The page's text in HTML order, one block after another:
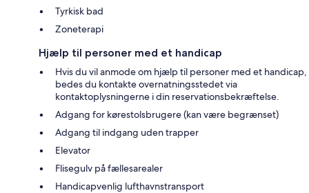
Tyrkisk bad
Zoneterapi
Hjælp til personer med et handicap
Hvis du vil anmode om hjælp til personer med et handicap,
bedes du kontakte overnatningsstedet via
kontaktoplysningerne i din reservationsbekræftelse.
Adgang for kørestolsbrugere (kan være begrænset)
Adgang til indgang uden trapper
Elevator
Flisegulv på fællesarealer
Handicapvenlig lufthavnstransport